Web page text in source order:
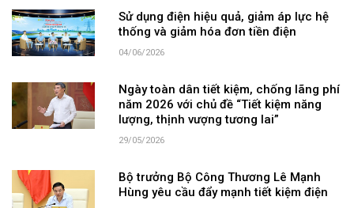
Sử dụng điện hiệu quả, giảm áp lực hệ
thống và giảm hóa đơn tiền điện
04/06/2026
Ngày toàn dân tiết kiệm, chống lãng phí
năm 2026 với chủ đề “Tiết kiệm năng
lượng, thịnh vượng tương lai”
29/05/2026
Bộ trưởng Bộ Công Thương Lê Mạnh
Hùng yêu cầu đẩy mạnh tiết kiệm điện